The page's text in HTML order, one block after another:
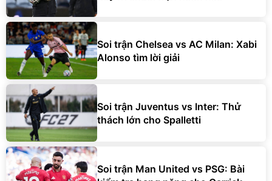
Soi trận Chelsea vs AC Milan: Xabi
Alonso tìm lời giải
Soi trận Juventus vs Inter: Thử
thách lớn cho Spalletti
Soi trận Man United vs PSG: Bài